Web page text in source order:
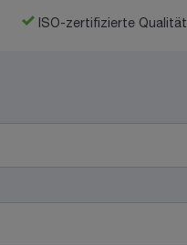
ISO-zertifizierte Qualität